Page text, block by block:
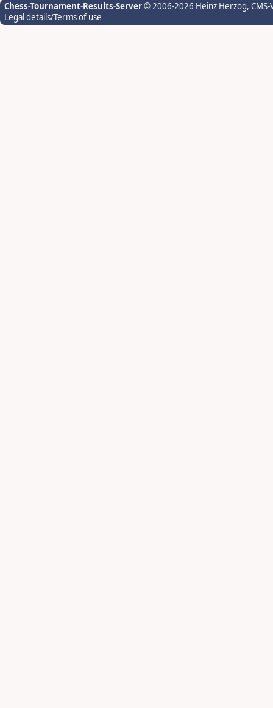
Chess-Tournament-Results-Server© 2006-2026 Heinz Herzog,
Legal details/Terms of use